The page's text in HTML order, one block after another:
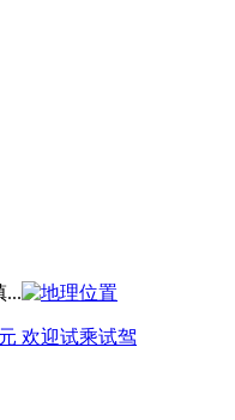
...
欢迎试乘试驾